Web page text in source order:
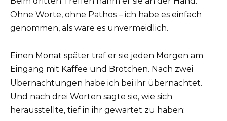
Ohne Worte, ohne Pathos – ich habe es einfach
genommen, als wäre es unvermeidlich.
Einen Monat später traf er sie jeden Morgen am
Eingang mit Kaffee und Brötchen. Nach zwei
Übernachtungen habe ich bei ihr übernachtet.
Und nach drei Worten sagte sie, wie sich
herausstellte, tief in ihr gewartet zu haben: